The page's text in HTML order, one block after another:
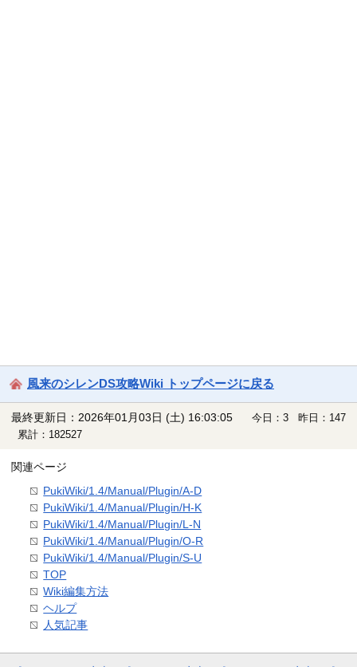
風来のシレンDS攻略Wiki トップページに戻る
最終更新日：2026年01月03日 (土) 16:03:05
今日：3 昨日：147
累計：182527
関連ページ
PukiWiki/1.4/Manual/Plugin/A-D
PukiWiki/1.4/Manual/Plugin/H-K
PukiWiki/1.4/Manual/Plugin/L-N
PukiWiki/1.4/Manual/Plugin/O-R
PukiWiki/1.4/Manual/Plugin/S-U
TOP
Wiki編集方法
ヘルプ
人気記事